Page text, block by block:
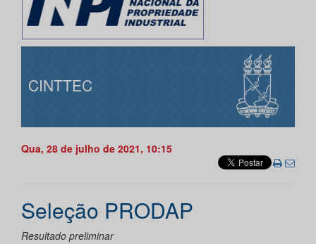
CINTTEC
Qua, 28 de julho de 2021, 10:15
Seleção PRODAP
Resultado preliminar